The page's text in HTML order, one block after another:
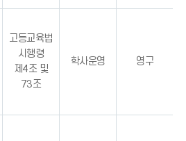
고등교육법
시행령
제4조 및
73조
학사운영 영구